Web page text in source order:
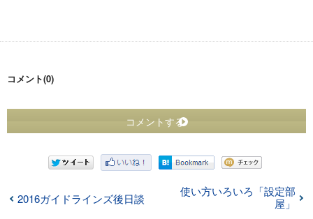
コメント(0)
コメントする
2016ガイドラインズ後日談
使い方いろいろ「設定部
屋」